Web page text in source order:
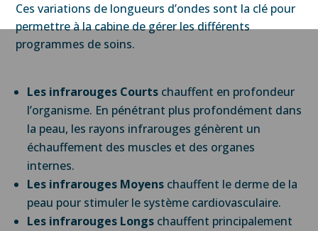
Ces variations de longueurs d’ondes sont la clé pour
permettre à la cabine de gérer les différents
programmes de soins.
Les infrarouges Courts chauffent en profondeur
l’organisme. En pénétrant plus profondément dans
la peau, les rayons infrarouges génèrent un
échauffement des muscles et des organes
internes.
Les infrarouges Moyens chauffent le derme de la
peau pour stimuler le système cardiovasculaire.
Les infrarouges Longs chauffent principalement